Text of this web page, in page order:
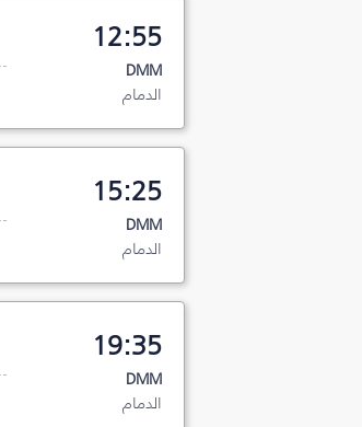
12:55
DMM
الدمام
15:25
DMM
الدمام
19:35
DMM
الدمام